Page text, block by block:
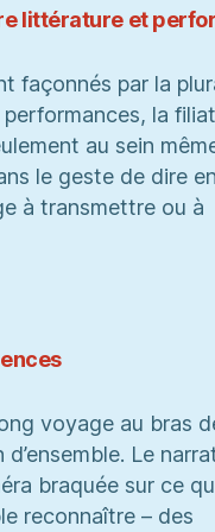
littérature et
façonnés par la
la
au sein
le geste de dire
à transmettre ou à
voyage au bras
d’ensemble. Le
braquée sur ce
reconnaître – des